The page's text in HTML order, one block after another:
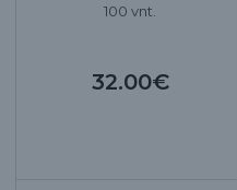
100 vnt.
32.00€